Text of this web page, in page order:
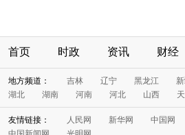
首页 时政 资讯 财经
地方频道： 吉林 辽宁 黑龙江
湖北
湖南 河南 河北 山西
友情链接： 人民网 新华网
中国网